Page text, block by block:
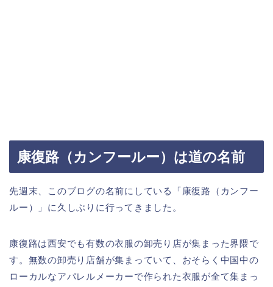
康復路（カンフールー）は道の名前
先週末、このブログの名前にしている「康復路（カンフー
ルー）」に久しぶりに行ってきました。
康復路は西安でも有数の衣服の卸売り店が集まった界隈で
す。無数の卸売り店舗が集まっていて、おそらく中国中の
ローカルなアパレルメーカーで作られた衣服が全て集まっ